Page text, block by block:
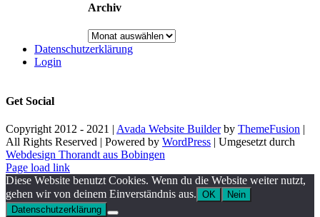
Archiv
Archiv
Datenschutzerklärung
Login
Get Social
Copyright 2012 - 2021 | Avada Website Builderby ThemeFusion
All Rights Reserved | Powered by WordPress | Umgesetzt durch
Webdesign Thorandt aus Bobingen
Page load link
Diese Website benutzt Cookies. Wenn du die Website weiter nutzt,
gehen wir von deinem Einverständnis aus. OK
Nein
Datenschutzerklärung